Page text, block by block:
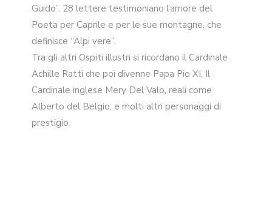
Guido”. 28 lettere testimoniano l’amore del
Poeta per Caprile e per le sue montagne, che
definisce “Alpi vere”.
Tra gli altri Ospiti illustri si ricordano il Cardinale
Achille Ratti che poi divenne Papa Pio XI, Il
Cardinale inglese Mery Del Valo, reali come
Alberto del Belgio, e molti altri personaggi di
prestigio.